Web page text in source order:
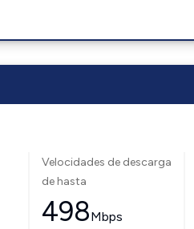
Velocidades de descarga
de hasta
498Mbps